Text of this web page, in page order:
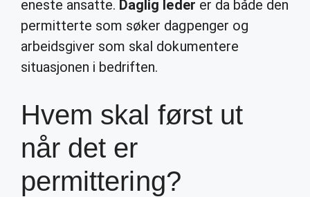
eneste ansatte. Daglig leder er da både den
permitterte som søker dagpenger og
arbeidsgiver som skal dokumentere
situasjonen i bedriften.
Hvem skal først ut
når det er
permittering?